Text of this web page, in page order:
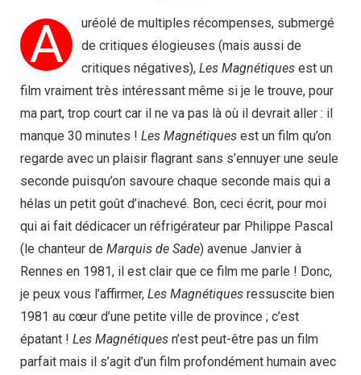
A
uréolé de multiples récompenses, submergé
de critiques élogieuses (mais aussi de
critiques négatives), Les Magnétiques est un
film vraiment très intéressant même si je le trouve, pour
ma part, trop court car il ne va pas là où il devrait aller : il
manque 30 minutes ! Les Magnétiques est un film qu’on
regarde avec un plaisir flagrant sans s’ennuyer une seule
seconde puisqu’on savoure chaque seconde mais qui a
hélas un petit goût d’inachevé. Bon, ceci écrit, pour moi
qui ai fait dédicacer un réfrigérateur par Philippe Pascal
(le chanteur de Marquis de Sade) avenue Janvier à
Rennes en 1981, il est clair que ce film me parle ! Donc,
je peux vous l’affirmer, Les Magnétiques ressuscite bien
1981 au cœur d’une petite ville de province ; c’est
épatant ! Les Magnétiques n’est peut-être pas un film
parfait mais il s’agit d’un film profondément humain avec